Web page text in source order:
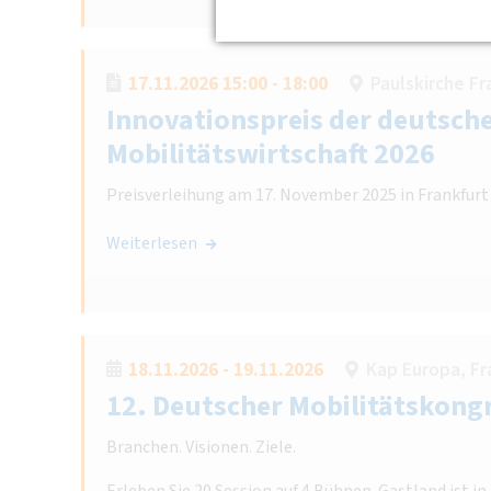
17.11.2026 15:00 - 18:00
Innovationspreis der
Mobilitätswirtschaft 2026
Preisverleihung am 17. November 2025 in
Weiterlesen
18.11.2026 - 19.11.2026
12. Deutscher
Branchen. Visionen. Ziele.